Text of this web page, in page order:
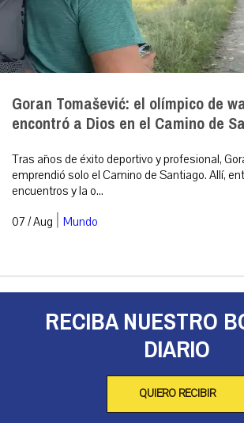
Goran Tomašević: el olímpico de
encontró a Dios en el Camino de
Tras años de éxito deportivo y profesional,
emprendió solo el Camino de Santiago. Allí,
encuentros y la o...
07 / Aug | Mundo
RECIBA NUESTRO
DIARIO
QUIERO RECIBIR